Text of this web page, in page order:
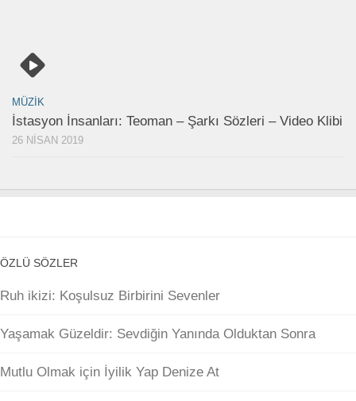
MÜZIK
İstasyon İnsanları: Teoman – Şarkı Sözleri – Video Klibi
26 NISAN 2019
ÖZLÜ SÖZLER
Ruh ikizi: Koşulsuz Birbirini Sevenler
Yaşamak Güzeldir: Sevdiğin Yanında Olduktan Sonra
Mutlu Olmak için İyilik Yap Denize At